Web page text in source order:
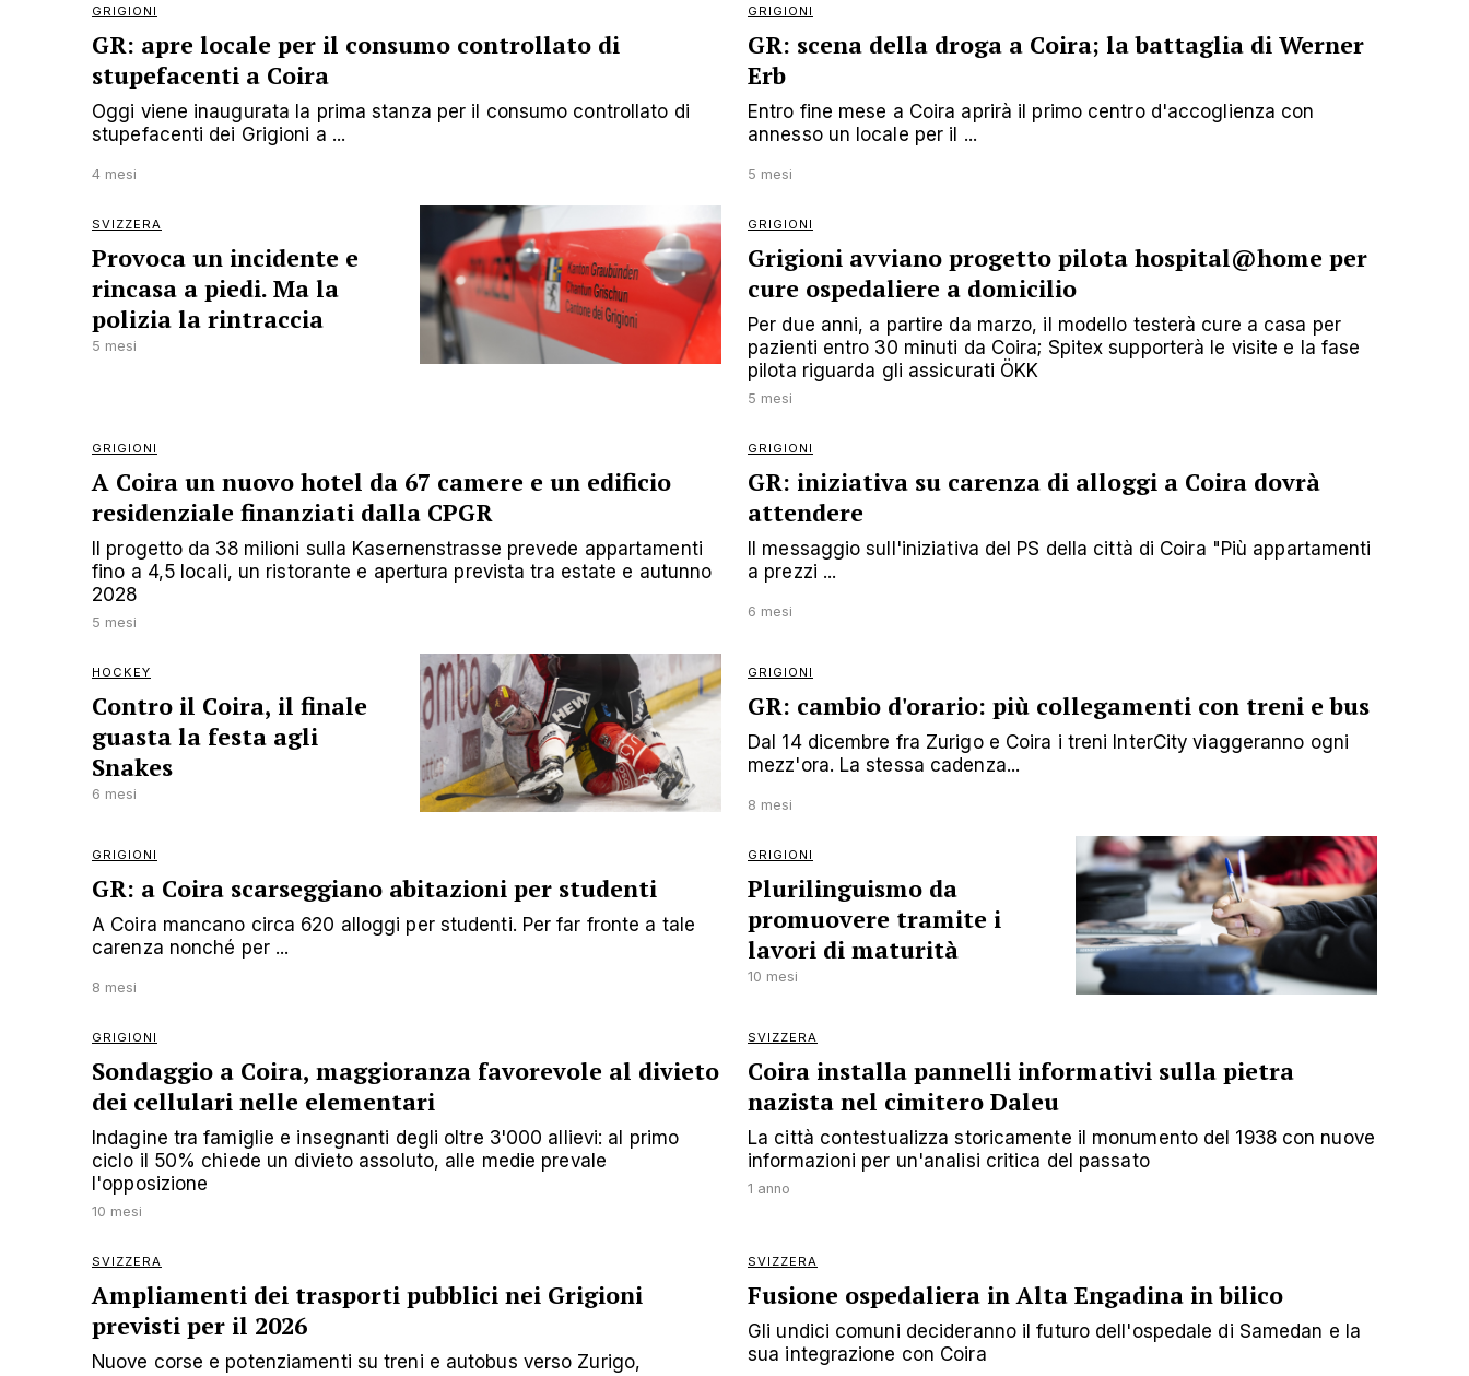
GRIGIONI
GR: apre locale per il consumo controllato di
stupefacenti a Coira
Oggi viene inaugurata la prima stanza per il consumo controllato di
stupefacenti dei Grigioni a ...
4 mesi
GRIGIONI
GR: scena della droga a Coira; la battaglia di Werner
Erb
Entro fine mese a Coira aprirà il primo centro d'accoglienza con
annesso un locale per il ...
5 mesi
SVIZZERA
Provoca un incidente e
rincasa a piedi. Ma la
polizia la rintraccia
5 mesi
GRIGIONI
Grigioni avviano progetto pilota hospital@home per
cure ospedaliere a domicilio
Per due anni, a partire da marzo, il modello testerà cure a casa per
pazienti entro 30 minuti da Coira; Spitex supporterà le visite e la fase
pilota riguarda gli assicurati ÖKK
5 mesi
GRIGIONI
A Coira un nuovo hotel da 67 camere e un edificio
residenziale finanziati dalla CPGR
Il progetto da 38 milioni sulla Kasernenstrasse prevede appartamenti
fino a 4,5 locali, un ristorante e apertura prevista tra estate e autunno
2028
5 mesi
GRIGIONI
GR: iniziativa su carenza di alloggi a Coira dovrà
attendere
Il messaggio sull'iniziativa del PS della città di Coira "Più appartamenti
a prezzi ...
6 mesi
HOCKEY
Contro il Coira, il finale
guasta la festa agli
Snakes
6 mesi
GRIGIONI
GR: cambio d'orario: più collegamenti con treni e bus
Dal 14 dicembre fra Zurigo e Coira i treni InterCity viaggeranno ogni
mezz'ora. La stessa cadenza...
8 mesi
GRIGIONI
GR: a Coira scarseggiano abitazioni per studenti
A Coira mancano circa 620 alloggi per studenti. Per far fronte a tale
carenza nonché per ...
8 mesi
GRIGIONI
Plurilinguismo da
promuovere tramite i
lavori di maturità
10 mesi
GRIGIONI
Sondaggio a Coira, maggioranza favorevole al divieto
dei cellulari nelle elementari
Indagine tra famiglie e insegnanti degli oltre 3'000 allievi: al primo
ciclo il 50% chiede un divieto assoluto, alle medie prevale
l'opposizione
10 mesi
SVIZZERA
Coira installa pannelli informativi sulla pietra
nazista nel cimitero Daleu
La città contestualizza storicamente il monumento del 1938 con nuove
informazioni per un'analisi critica del passato
1 anno
SVIZZERA
Ampliamenti dei trasporti pubblici nei Grigioni
previsti per il 2026
Nuove corse e potenziamenti su treni e autobus verso Zurigo,
SVIZZERA
Fusione ospedaliera in Alta Engadina in bilico
Gli undici comuni decideranno il futuro dell'ospedale di Samedan e la
sua integrazione con Coira